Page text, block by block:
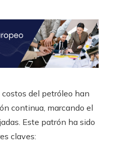
del petróleo han
continua, marcando el
Este patrón ha sido
claves: